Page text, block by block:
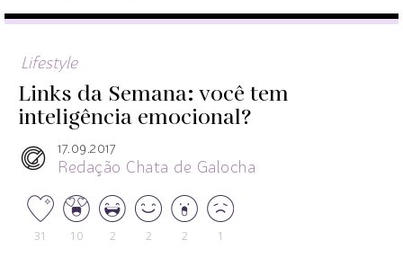
Lifestyle
Links da Semana: você tem
inteligência emocional?
17.09.2017
Redação Chata de Galocha
31 10 2 2 2 1